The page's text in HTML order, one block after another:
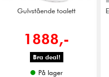
Gulvstående toalett
1888,-
Bra deal!
På lager